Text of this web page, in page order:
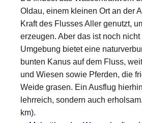
Oldau, einem kleinen Ort an der
Kraft des Flusses Aller genutzt,
erzeugen. Aber das ist noch
Umgebung bietet eine
bunten Kanus auf dem Fluss,
und Wiesen sowie Pferden, die
Weide grasen. Ein Ausflug
lehrreich, sondern auch
km).